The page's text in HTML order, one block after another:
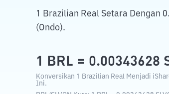
1 Brazilian Real Setara Dengan
(Ondo).
1 BRL = 0.00343628
Konversikan 1 Brazilian Real Menjadi
Ini.